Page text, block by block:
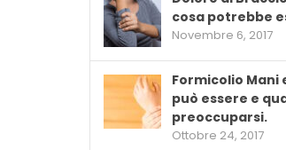
cosa potrebbe
Novembre 6, 2017
Formicolio Mani
può essere e
preoccuparsi.
Ottobre 24, 2017